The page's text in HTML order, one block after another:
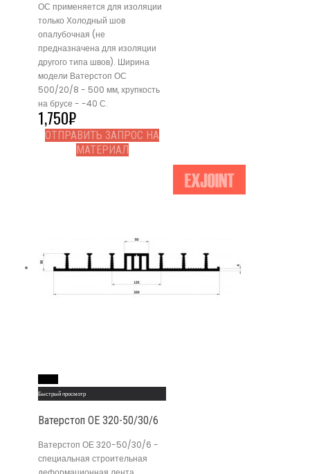
ОС применяется для изоляции
только Холодный шов
опалубочная (не
предназначена для изоляции
другого типа швов). Ширина
модели Ватерстоп ОС
500/20/8 - 500 мм, хрупкость
на брусе - -40 С.
1,750₽
ОТПРАВИТЬ ЗАПРОС НА
МАТЕРИАЛ
Быстрый просмотр
Ватерстоп ОЕ 320-50/30/6
Ватерстоп ОЕ 320-50/30/6 -
специальная строительная